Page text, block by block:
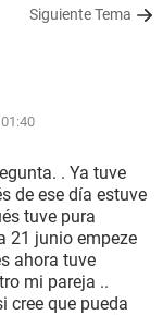
Siguiente Tema
. Ya tuve
de ese día estuve
tuve pura
21 junio empeze
ahora tuve
mi pareja ..
cree que pueda